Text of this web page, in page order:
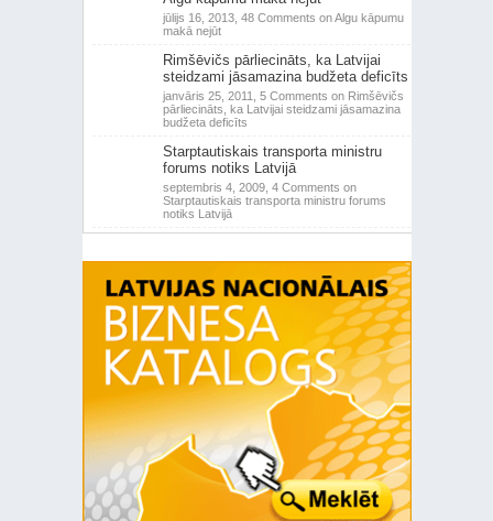
jūlijs 16, 2013, 48 Comments on Algu kāpumu
makā nejūt
Rimšēvičs pārliecināts, ka Latvijai
steidzami jāsamazina budžeta deficīts
janvāris 25, 2011, 5 Comments on Rimšēvičs
pārliecināts, ka Latvijai steidzami jāsamazina
budžeta deficīts
Starptautiskais transporta ministru
forums notiks Latvijā
septembris 4, 2009, 4 Comments on
Starptautiskais transporta ministru forums
notiks Latvijā